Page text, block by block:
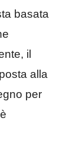
basata
il
alla
per